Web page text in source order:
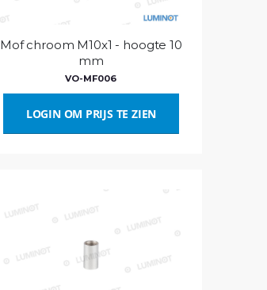
Mof chroom M10x1 - hoogte 10
mm
VO-MF006
LOGIN OM PRIJS TE ZIEN